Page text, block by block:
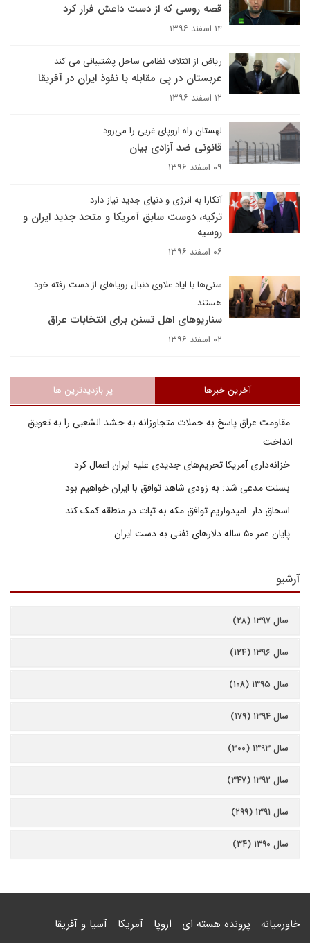
قصه روسی که از دست داعش فرار کرد
۱۴ اسفند ۱۳۹۶
ریاض از ائتلاف نظامی ساحل پشتیبانی می کند
عربستان در پی مقابله با نفوذ ایران در آفریقا
۱۲ اسفند ۱۳۹۶
لهستان راه اروپای غربی را می‌رود
قانونی ضد آزادی بیان
۰۹ اسفند ۱۳۹۶
آنکارا به انرژی و دنیای جدید نیاز دارد
ترکیه، دوست سابق آمریکا و متحد جدید ایران و
روسیه
۰۶ اسفند ۱۳۹۶
سنی‌ها با ایاد علاوی دنبال رویاهای از دست رفته خود
هستند
سناریوهای اهل تسنن برای انتخابات عراق
۰۲ اسفند ۱۳۹۶
آخرین خبرها پر بازدیدترین ها
مقاومت عراق پاسخ به حملات متجاوزانه به حشد الشعبی را به تعویق
انداخت
خزانه‌داری آمریکا تحریم‌های جدیدی علیه ایران اعمال کرد
بسنت مدعی شد: به زودی شاهد توافق با ایران خواهیم بود
اسحاق دار: امیدواریم توافق مکه به ثبات در منطقه کمک کند
پایان عمر ۵۰ ساله دلارهای نفتی به دست ایران
آرشیو
سال ۱۳۹۷ (۲۸)
سال ۱۳۹۶ (۱۲۴)
سال ۱۳۹۵ (۱۰۸)
سال ۱۳۹۴ (۱۷۹)
سال ۱۳۹۳ (۳۰۰)
سال ۱۳۹۲ (۳۴۷)
سال ۱۳۹۱ (۲۹۹)
سال ۱۳۹۰ (۳۴)
خاورمیانه پرونده هسته ای اروپا آمریکا آسیا و آفریقا